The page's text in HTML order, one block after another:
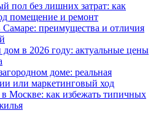
пол без лишних затрат: как
помещение и ремонт
Самаре: преимущества и отличия
дом в 2026 году: актуальные цены
доме: реальная
или маркетинговый ход
Москве: как избежать типичных